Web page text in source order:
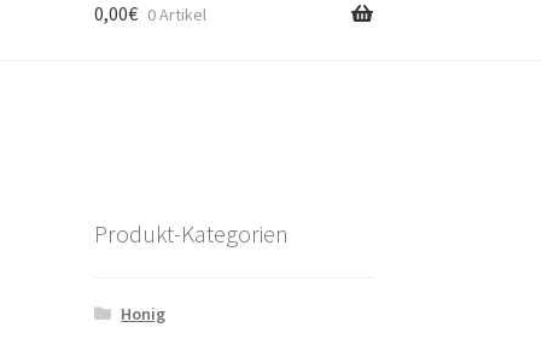
0,00€ 0 Artikel
Produkt-Kategorien
Honig